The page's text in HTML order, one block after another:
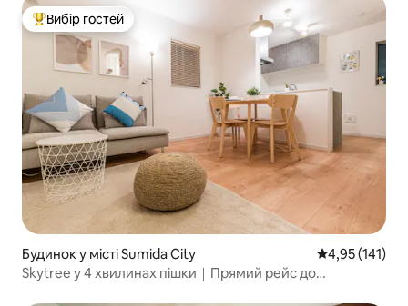
Топ вибір гостей
Вибір гостей
Будинок у місті Sumida City Середня
4,95 (141)
Skytree у 4 хвилинах пішки｜Прямий рейс до